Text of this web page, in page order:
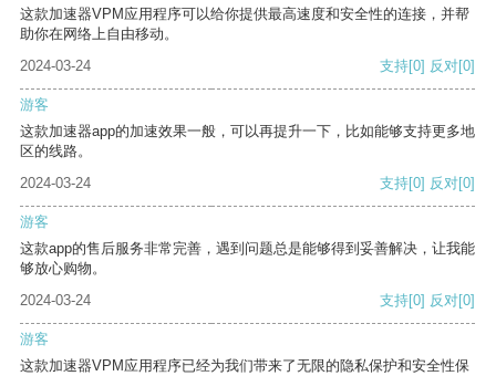
这款加速器VPM应用程序可以给你提供最高速度和安全性的连接，并帮
助你在网络上自由移动。
2024-03-24
支持[0] 反对[0]
游客
这款加速器app的加速效果一般，可以再提升一下，比如能够支持更多地
区的线路。
2024-03-24
支持[0] 反对[0]
游客
这款app的售后服务非常完善，遇到问题总是能够得到妥善解决，让我能
够放心购物。
2024-03-24
支持[0] 反对[0]
游客
这款加速器VPM应用程序已经为我们带来了无限的隐私保护和安全性保